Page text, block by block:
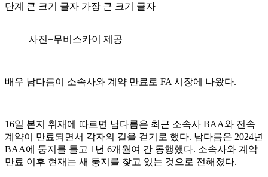
단계 큰 크기 글자 가장 큰 크기 글자
사진=무비스카이 제공
배우 남다름이 소속사와 계약 만료로 FA 시장에 나왔다.
16일 본지 취재에 따르면 남다름은 최근 소속사 BAA와 전속
계약이 만료되면서 각자의 길을 걷기로 했다. 남다름은 2024년
BAA에 둥지를 틀고 1년 6개월여 간 동행했다. 소속사와 계약
만료 이후 현재는 새 둥지를 찾고 있는 것으로 전해졌다.